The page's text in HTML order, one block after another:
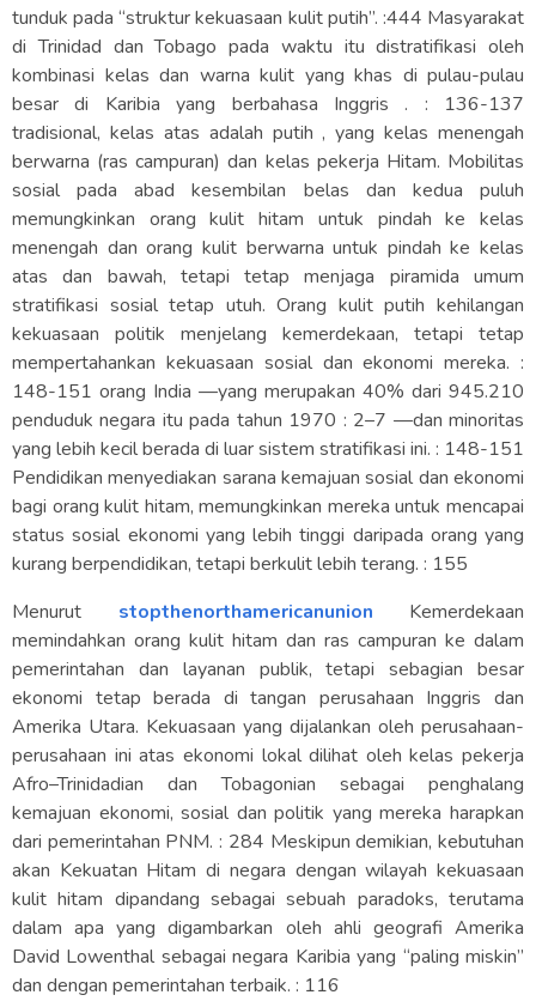
tunduk pada “struktur kekuasaan kulit putih”. :444 Masyarakat
di Trinidad dan Tobago pada waktu itu distratifikasi oleh
kombinasi kelas dan warna kulit yang khas di pulau-pulau
besar di Karibia yang berbahasa Inggris . : 136-137
tradisional, kelas atas adalah putih , yang kelas menengah
berwarna (ras campuran) dan kelas pekerja Hitam. Mobilitas
sosial pada abad kesembilan belas dan kedua puluh
memungkinkan orang kulit hitam untuk pindah ke kelas
menengah dan orang kulit berwarna untuk pindah ke kelas
atas dan bawah, tetapi tetap menjaga piramida umum
stratifikasi sosial tetap utuh. Orang kulit putih kehilangan
kekuasaan politik menjelang kemerdekaan, tetapi tetap
mempertahankan kekuasaan sosial dan ekonomi mereka. :
148-151 orang India —yang merupakan 40% dari 945.210
penduduk negara itu pada tahun 1970 : 2–7 —dan minoritas
yang lebih kecil berada di luar sistem stratifikasi ini. : 148-151
Pendidikan menyediakan sarana kemajuan sosial dan ekonomi
bagi orang kulit hitam, memungkinkan mereka untuk mencapai
status sosial ekonomi yang lebih tinggi daripada orang yang
kurang berpendidikan, tetapi berkulit lebih terang. : 155
Menurut stopthenorthamericanunion Kemerdekaan
memindahkan orang kulit hitam dan ras campuran ke dalam
pemerintahan dan layanan publik, tetapi sebagian besar
ekonomi tetap berada di tangan perusahaan Inggris dan
Amerika Utara. Kekuasaan yang dijalankan oleh perusahaan-
perusahaan ini atas ekonomi lokal dilihat oleh kelas pekerja
Afro–Trinidadian dan Tobagonian sebagai penghalang
kemajuan ekonomi, sosial dan politik yang mereka harapkan
dari pemerintahan PNM. : 284 Meskipun demikian, kebutuhan
akan Kekuatan Hitam di negara dengan wilayah kekuasaan
kulit hitam dipandang sebagai sebuah paradoks, terutama
dalam apa yang digambarkan oleh ahli geografi Amerika
David Lowenthal sebagai negara Karibia yang “paling miskin”
dan dengan pemerintahan terbaik. : 116